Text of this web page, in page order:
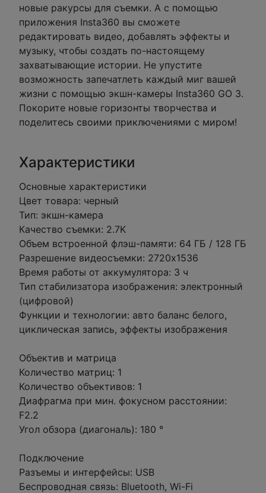
новые ракурсы для съемки. А с помощью
приложения Insta360 вы сможете
редактировать видео, добавлять эффекты и
музыку, чтобы создать по-настоящему
захватывающие истории. Не упустите
возможность запечатлеть каждый миг вашей
жизни с помощью экшн-камеры Insta360 GO 3.
Покорите новые горизонты творчества и
поделитесь своими приключениями с миром!
Характеристики
Основные характеристики
Цвет товара: черный
Тип: экшн-камера
Качество съемки: 2.7K
Объем встроенной флэш-памяти: 64 ГБ / 128 ГБ
Разрешение видеосъемки: 2720x1536
Время работы от аккумулятора: 3 ч
Тип стабилизатора изображения: электронный
(цифровой)
Функции и технологии: авто баланс белого,
циклическая запись, эффекты изображения
Объектив и матрица
Количество матриц: 1
Количество объективов: 1
Диафрагма при мин. фокусном расстоянии:
F2.2
Угол обзора (диагональ): 180 °
Подключение
Разъемы и интерфейсы: USB
Беспроводная связь: Bluetooth, Wi-Fi